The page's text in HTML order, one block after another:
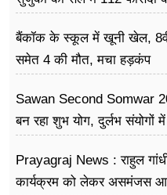
बैंकॉक के स्कूल में खूनी खेल,
समेत 4 की मौत, मचा हड़कंप
Sawan Second Somwar
बन रहा शुभ योग, दुर्लभ संयोगों
Prayagraj News : राहुल
कार्यक्रम को लेकर असमंजस